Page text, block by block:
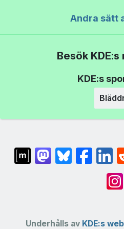
Andra sätt
Besök
KDE:s
Underhålls av KDE:s